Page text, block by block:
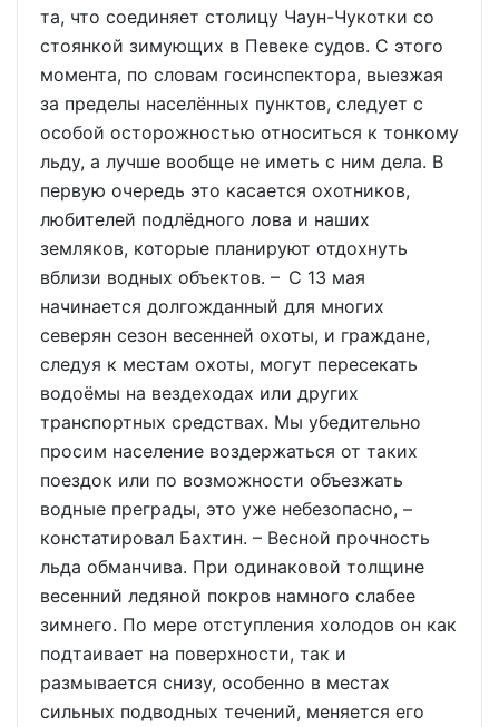
та, что соединяет столицу Чаун-Чукотки со
стоянкой зимующих в Певеке судов. С этого
момента, по словам госинспектора, выезжая
за пределы населённых пунктов, следует с
особой осторожностью относиться к тонкому
льду, а лучше вообще не иметь с ним дела. В
первую очередь это касается охотников,
любителей подлёдного лова и наших
земляков, которые планируют отдохнуть
вблизи водных объектов. – С 13 мая
начинается долгожданный для многих
северян сезон весенней охоты, и граждане,
следуя к местам охоты, могут пересекать
водоёмы на вездеходах или других
транспортных средствах. Мы убедительно
просим население воздержаться от таких
поездок или по возможности объезжать
водные преграды, это уже небезопасно, –
констатировал Бахтин. – Весной прочность
льда обманчива. При одинаковой толщине
весенний ледяной покров намного слабее
зимнего. По мере отступления холодов он как
подтаивает на поверхности, так и
размывается снизу, особенно в местах
сильных подводных течений, меняется его